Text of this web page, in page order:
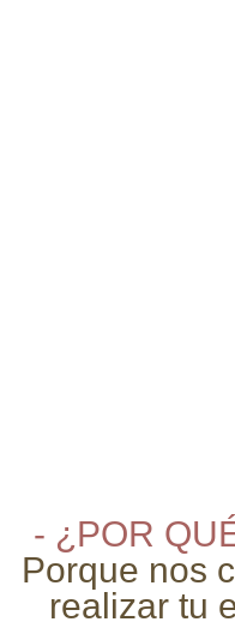
- ¿POR
Porque nos
realizar tu